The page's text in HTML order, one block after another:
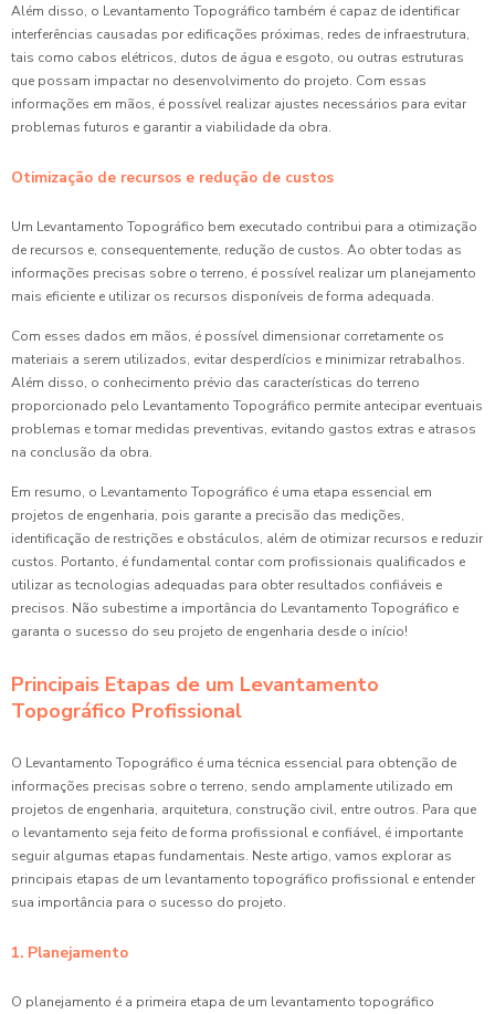
Além disso, o Levantamento Topográfico também é capaz de identificar
interferências causadas por edificações próximas, redes de infraestrutura,
tais como cabos elétricos, dutos de água e esgoto, ou outras estruturas
que possam impactar no desenvolvimento do projeto. Com essas
informações em mãos, é possível realizar ajustes necessários para evitar
problemas futuros e garantir a viabilidade da obra.
Otimização de recursos e redução de custos
Um Levantamento Topográfico bem executado contribui para a otimização
de recursos e, consequentemente, redução de custos. Ao obter todas as
informações precisas sobre o terreno, é possível realizar um planejamento
mais eficiente e utilizar os recursos disponíveis de forma adequada.
Com esses dados em mãos, é possível dimensionar corretamente os
materiais a serem utilizados, evitar desperdícios e minimizar retrabalhos.
Além disso, o conhecimento prévio das características do terreno
proporcionado pelo Levantamento Topográfico permite antecipar eventuais
problemas e tomar medidas preventivas, evitando gastos extras e atrasos
na conclusão da obra.
Em resumo, o Levantamento Topográfico é uma etapa essencial em
projetos de engenharia, pois garante a precisão das medições,
identificação de restrições e obstáculos, além de otimizar recursos e reduzir
custos. Portanto, é fundamental contar com profissionais qualificados e
utilizar as tecnologias adequadas para obter resultados confiáveis e
precisos. Não subestime a importância do Levantamento Topográfico e
garanta o sucesso do seu projeto de engenharia desde o início!
Principais Etapas de um Levantamento
Topográfico Profissional
O Levantamento Topográfico é uma técnica essencial para obtenção de
informações precisas sobre o terreno, sendo amplamente utilizado em
projetos de engenharia, arquitetura, construção civil, entre outros. Para que
o levantamento seja feito de forma profissional e confiável, é importante
seguir algumas etapas fundamentais. Neste artigo, vamos explorar as
principais etapas de um levantamento topográfico profissional e entender
sua importância para o sucesso do projeto.
1. Planejamento
O planejamento é a primeira etapa de um levantamento topográfico